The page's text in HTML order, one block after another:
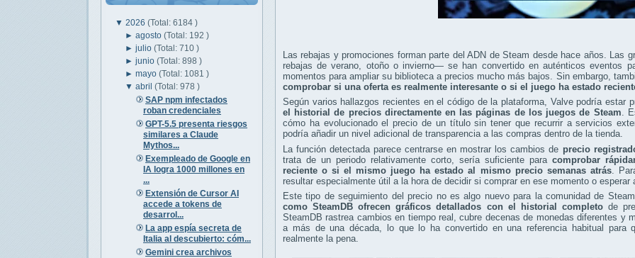
▼ 2026 (Total: 6184 )
►agosto(Total: 192 )
►julio(Total: 710 )
►junio(Total: 898 )
►mayo(Total: 1081 )
▼abril(Total: 978 )
SAP npm infectados
roban credenciales
GPT-5.5 presenta riesgos
similares a Claude
Mythos...
Exempleado de Google en
IA logra 1000 millones en
...
Extensión de Cursor AI
accede a tokens de
desarrol...
La app espía secreta de
Italia al descubierto: cóm...
Gemini crea archivos
Las rebajas y promociones forman parte del ADN de Steam desde hace años. Las
rebajas de verano, otoño o invierno— se han convertido en auténticos eventos
momentos para ampliar su biblioteca a precios mucho más bajos. Sin embargo,
comprobar si una oferta es realmente interesante o si el juego ha estado
Según varios hallazgos recientes en el código de la plataforma, Valve podría estar
el historial de precios directamente en las páginas de los juegos de Steam.
cómo ha evolucionado el precio de un título sin tener que recurrir a servicios
podría añadir un nivel adicional de transparencia a las compras dentro de la tienda.
La función detectada parece centrarse en mostrar los cambios de precio
trata de un periodo relativamente corto, sería suficiente para comprobar
reciente o si el mismo juego ha estado al mismo precio semanas atrás.
resultar especialmente útil a la hora de decidir si comprar en ese momento o esperar
Este tipo de seguimiento del precio no es algo nuevo para la comunidad de
como SteamDB ofrecen gráficos detallados con el historial completode
SteamDB rastrea cambios en tiempo real, cubre decenas de monedas diferentes y
a más de una década, lo que lo ha convertido en una referencia habitual para
realmente la pena.